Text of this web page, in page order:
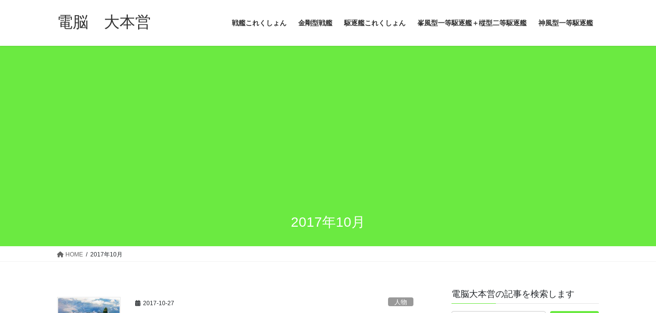
電脳 大本営 戦艦これくしょん 金剛型戦艦 駆逐艦これくしょん 峯風型一等駆逐艦＋樅型二等駆逐艦 神風型一等駆逐艦
2017年10月
HOME 2017年10月
2017-10-27 人物
電脳大本営の記事を検索します